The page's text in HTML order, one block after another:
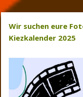
Wir suchen eure
Kiezkalender 2025